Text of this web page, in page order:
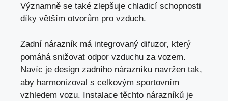
Významně se také zlepšuje chladicí schopnosti
díky větším otvorům pro vzduch.
Zadní nárazník má integrovaný difuzor, který
pomáhá snižovat odpor vzduchu za vozem.
Navíc je design zadního nárazníku navržen tak,
aby harmonizoval s celkovým sportovním
vzhledem vozu. Instalace těchto nárazníků je